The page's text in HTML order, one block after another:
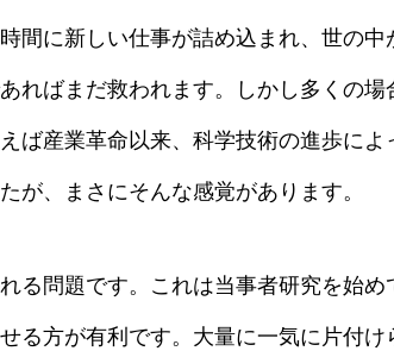
間に新しい仕事が詰め込まれ、世の
ればまだ救われます。しかし多くの
ば産業革命以来、科学技術の進歩に
が、まさにそんな感覚があります。
る問題です。これは当事者研究を始
る方が有利です。大量に一気に片付